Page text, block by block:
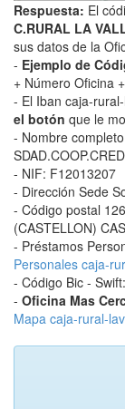
Respuesta: El
C.RURAL LA
sus datos de la
- Ejemplo de
+ Número Oficina
- El Iban caja-
el botón que le
- Nombre
- NIF: F12013207
- Dirección Sede
- Código postal
(CASTELLON)
- Préstamos
Personales caja-
- Código Bic -
- Oficina Mas
Mapa caja-rural-